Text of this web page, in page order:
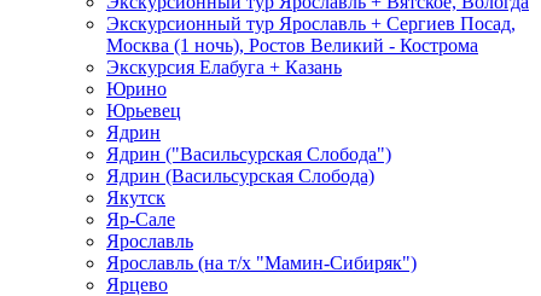
Экскурсионный тур Ярославль + Сергиев Посад,
Москва (1 ночь), Ростов Великий - Кострома
Экскурсия Елабуга + Казань
Юрино
Юрьевец
Ядрин
Ядрин ("Васильсурская Слобода")
Ядрин (Васильсурская Слобода)
Якутск
Яр-Сале
Ярославль
Ярославль (на т/х "Мамин-Сибиряк")
Ярцево